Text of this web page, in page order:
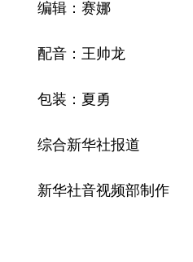
编辑：赛娜
配音：王帅龙
包装：夏勇
综合新华社报道
新华社音视频部制作